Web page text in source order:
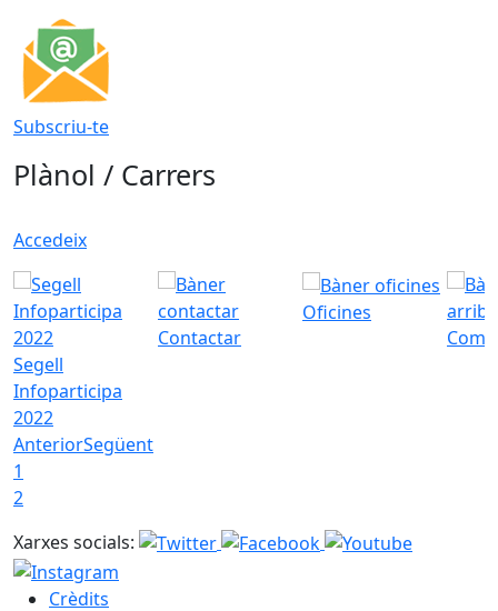
Subscriu-te
Plànol / Carrers
Accedeix
Segell
Infoparticipa
2022
Contactar
Oficines
Com
AnteriorSegüent
1
2
Xarxes socials:
Crèdits